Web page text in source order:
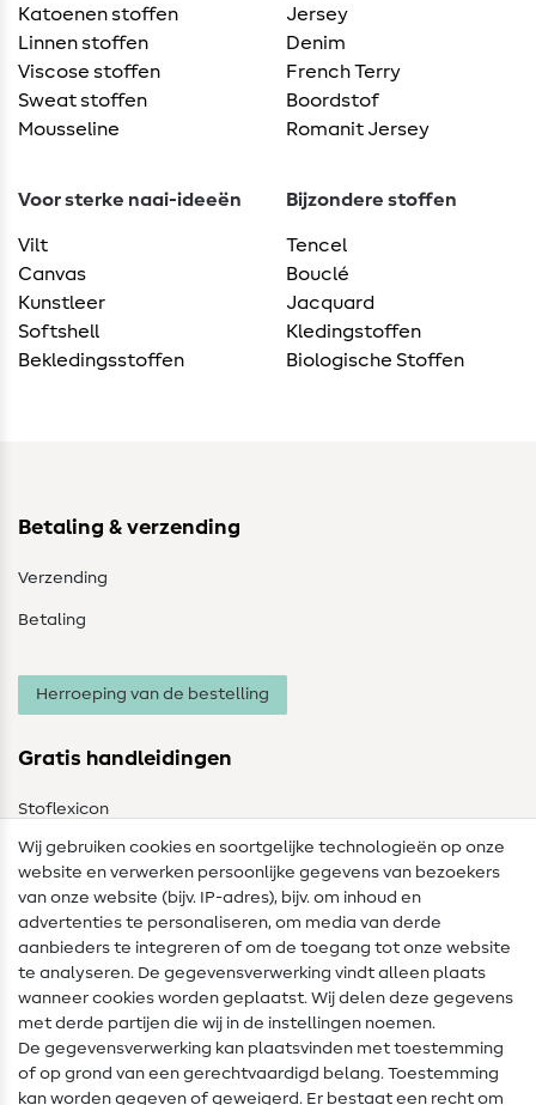
Katoenen stoffen
Linnen stoffen
Viscose stoffen
Sweat stoffen
Mousseline
Jersey
Denim
French Terry
Boordstof
Romanit Jersey
Voor sterke naai-ideeën
Vilt
Canvas
Kunstleer
Softshell
Bekledingsstoffen
Bijzondere stoffen
Tencel
Bouclé
Jacquard
Kledingstoffen
Biologische Stoffen
Betaling & verzending
Verzending
Betaling
Herroeping van de bestelling
Gratis handleidingen
Stoflexicon
Naailexicon
Gratis Naaipatronen
Hulp & contact
Contact
Wijziging van eigenaar
FAQ
Wij gebruiken cookies en soortgelijke technologieën op onze
website en verwerken persoonlijke gegevens van bezoekers
van onze website (bijv. IP-adres), bijv. om inhoud en
advertenties te personaliseren, om media van derde
aanbieders te integreren of om de toegang tot onze website
te analyseren. De gegevensverwerking vindt alleen plaats
wanneer cookies worden geplaatst. Wij delen deze gegevens
met derde partijen die wij in de instellingen noemen.
De gegevensverwerking kan plaatsvinden met toestemming
of op grond van een gerechtvaardigd belang. Toestemming
kan worden gegeven of geweigerd. Er bestaat een recht om